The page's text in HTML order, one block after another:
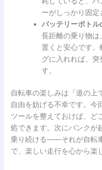
ーがしっかり固定
バッテリーボトル
長距離の乗り物
置くと安心です。
グに入れれば、
す。
自転車の楽しみは「道の上
自由を妨げる不幸です。今
ツールを整えておけば、ど
処できます。次にパンクが
乗り続ける――それが自転
で、楽しい走行を心から楽